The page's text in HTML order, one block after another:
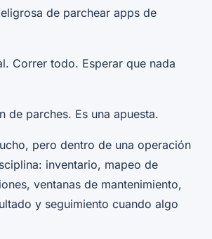
de parchear apps de
Correr todo. Esperar que nada
de parches. Es una apuesta.
pero dentro de una operación
inventario, mapeo de
ventanas de mantenimiento,
y seguimiento cuando algo